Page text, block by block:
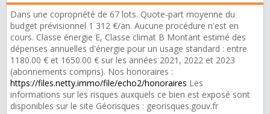
Dans une copropriété de 67 lots. Quote-part moyenne du
budget prévisionnel 1 312 €/an. Aucune procédure n'est en
cours. Classe énergie E, Classe climat B Montant estimé des
dépenses annuelles d'énergie pour un usage standard : entre
1180.00 € et 1650.00 € sur les années 2021, 2022 et 2023
(abonnements compris). Nos honoraires :
https://files.netty.immo/file/echo2/honoraires Les
informations sur les risques auxquels ce bien est exposé sont
disponibles sur le site Géorisques : georisques.gouv.fr